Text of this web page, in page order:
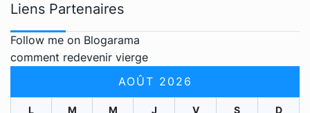
Liens Partenaires
Follow me on Blogarama
comment redevenir vierge
AOÛT 2026
L M M J V S D